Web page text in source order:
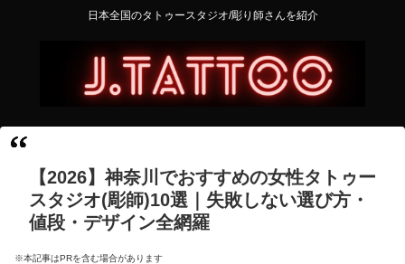
日本全国のタトゥースタジオ/彫り師さんを紹介
【2026】神奈川でおすすめの女性タトゥー
スタジオ(彫師)10選｜失敗しない選び方・
値段・デザイン全網羅
※本記事はPRを含む場合があります